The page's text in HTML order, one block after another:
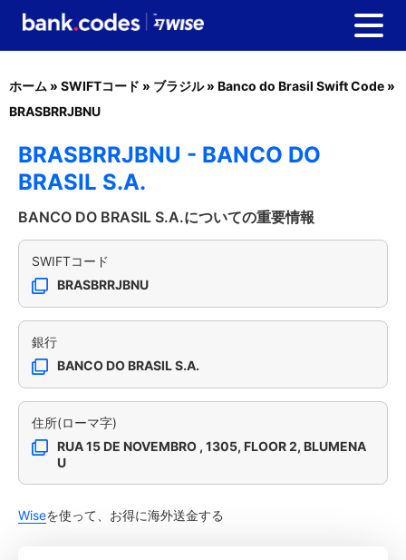
ホーム » SWIFTコード » ブラジル» Banco do Brasil Swift Code »
BRASBRRJBNU
BRASBRRJBNU - BANCO DO
BRASIL S.A.
BANCO DO BRASIL S.A.についての重要情報
SWIFTコード
BRASBRRJBNU
銀行
BANCO DO BRASIL S.A.
住所(ローマ字)
RUA 15 DE NOVEMBRO , 1305, FLOOR 2, BLUMENA
U
Wiseを使って、お得に海外送金する